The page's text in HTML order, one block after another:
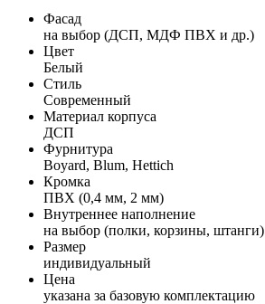
Фасад
на выбор (ДСП, МДФ ПВХ и др.)
Цвет
Белый
Стиль
Современный
Материал корпуса
ДСП
Фурнитура
Boyard, Blum, Hettich
Кромка
ПВХ (0,4 мм, 2 мм)
Внутреннее наполнение
на выбор (полки, корзины, штанги)
Размер
индивидуальный
Цена
указана за базовую комплектацию